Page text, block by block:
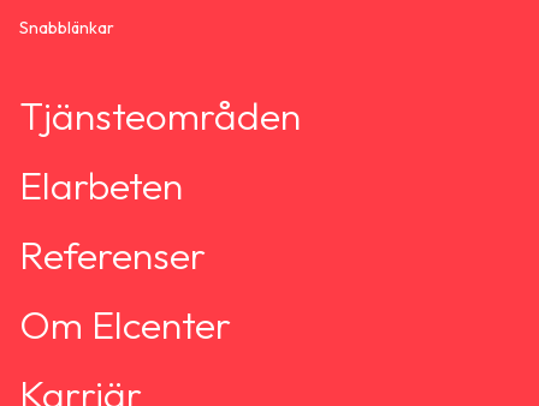
Snabblänkar
Tjänsteområden
Elarbeten
Referenser
Om Elcenter
Karriär